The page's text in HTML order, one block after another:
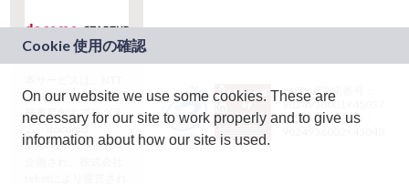
ドコモグループの新
規事業創出プログラ
ム「docomo
STARTUP」を通じて
JASRAC許諾番号：
9024936001Y45037
JASRAC許諾番号：
On our website we use some cookies. These are
necessary for our site to work properly and to give us
information about how our site is used.